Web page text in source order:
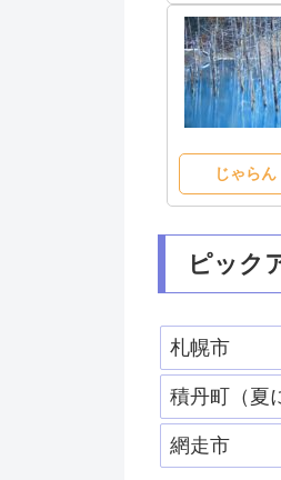
じゃらん
ピック
札幌市
積丹町（夏
網走市